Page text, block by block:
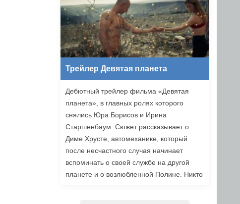
Трейлер Девятая планета
Дебютный трейлер фильма «Девятая
планета», в главных ролях которого
снялись Юра Борисов и Ирина
Старшенбаум. Сюжет рассказывает о
Диме Хрусте, автомеханике, который
после несчастного случая начинает
вспоминать о своей службе на другой
планете и о возлюбленной Полине. Никто